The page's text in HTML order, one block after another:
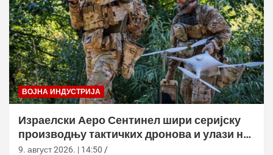
ВОЈНА ИНДУСТРИЈА
Израелски Аеро Сентинел шири серијску
производњу тактичких дронова и улази на
нова тржишта
9. август 2026. | 14:50